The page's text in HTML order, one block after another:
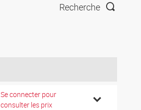
Recherche
Se connecter pour
consulter les prix